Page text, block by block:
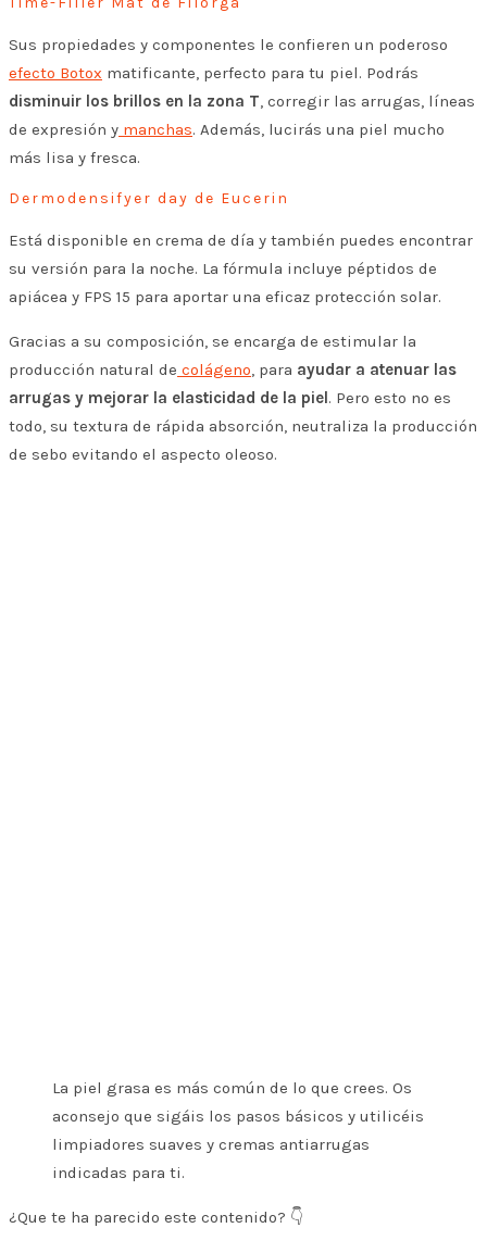
Sus propiedades y componentes le confieren un poderoso
efecto Botox matificante, perfecto para tu piel. Podrás
disminuir los brillos en la zona T, corregir las arrugas, líneas
de expresión y manchas. Además, lucirás una piel mucho
más lisa y fresca.
Dermodensifyer day de Eucerin
Está disponible en crema de día y también puedes encontrar
su versión para la noche. La fórmula incluye péptidos de
apiácea y FPS 15 para aportar una eficaz protección solar.
Gracias a su composición, se encarga de estimular la
producción natural de colágeno, para ayudar a atenuar las
arrugas y mejorar la elasticidad de la piel. Pero esto no es
todo, su textura de rápida absorción, neutraliza la producción
de sebo evitando el aspecto oleoso.
La piel grasa es más común de lo que crees. Os
aconsejo que sigáis los pasos básicos y utilicéis
limpiadores suaves y cremas antiarrugas
indicadas para ti.
¿Que te ha parecido este contenido? 👇